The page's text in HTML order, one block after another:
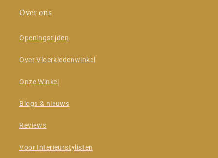
Over ons
Openingstijden
Over Vloerkledenwinkel
Onze Winkel
Blogs & nieuws
Reviews
Voor Interieurstylisten